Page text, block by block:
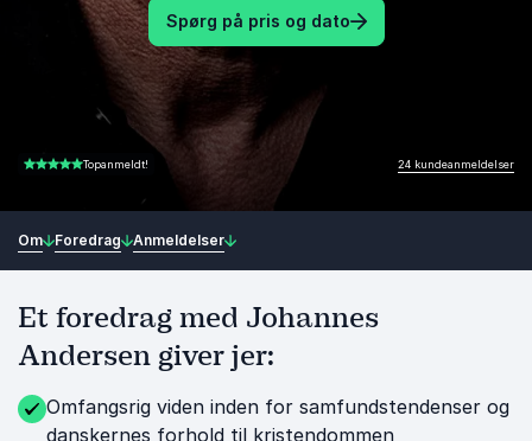
Spørg på pris og dato
4.88 ud af 5Topanmeldt! 24 kundeanmeldelser
Om Foredrag Anmeldelser
Et foredrag med Johannes
Andersen giver jer:
Omfangsrig viden inden for samfundstendenser og
danskernes forhold til kristendommen